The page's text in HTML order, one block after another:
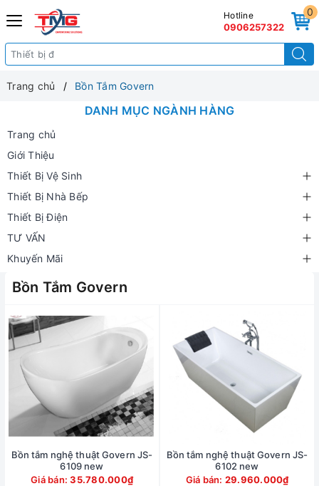
0
Hotline
0906257322
Trang chủ Bồn Tắm Govern
DANH MỤC NGÀNH HÀNG
Trang chủ
Giới Thiệu
Thiết Bị Vệ Sinh
Thiết Bị Nhà Bếp
Thiết Bị Điện
TƯ VẤN
Khuyến Mãi
Bồn Tắm Govern
Bồn tắm nghệ thuật Govern JS-
6109 new
Giá bán:35.780.000₫
Bồn tắm nghệ thuật Govern JS-
6102 new
Giá bán: 29.960.000₫